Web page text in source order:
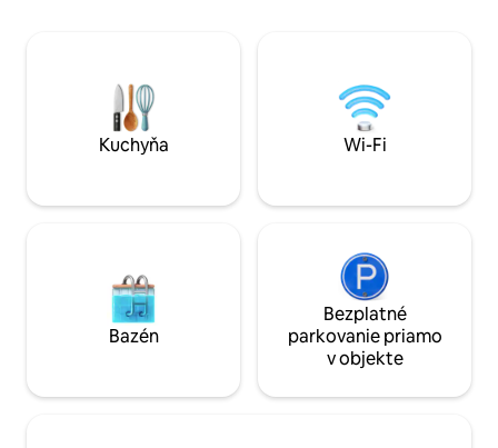
hostia môžu
vychutnať si
Kuchyňa Wi-Fi
Bazén
Bezplatné
parkovanie priamo
v objekte